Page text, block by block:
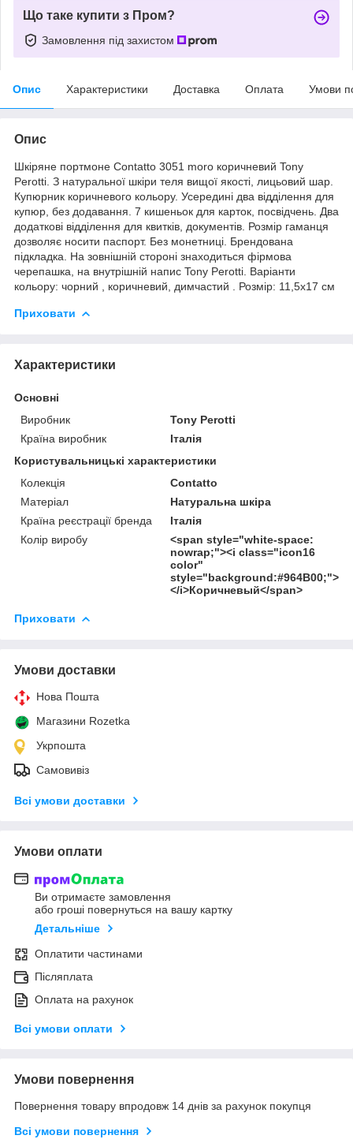
Що таке купити з Пром?
Замовлення під захистом
Опис Характеристики Доставка Оплата Умови
Опис
Шкіряне портмоне Contatto 3051 moro коричневий Tony
Perotti. З натуральної шкіри теля вищої якості, лицьовий шар.
Купюрник коричневого кольору. Усередині два відділення для
купюр, без додавання. 7 кишеньок для карток, посвідчень. Два
додаткові відділення для квитків, документів. Розмір гаманця
дозволяє носити паспорт. Без монетниці. Брендована
підкладка. На зовнішній стороні знаходиться фірмова
черепашка, на внутрішній напис Tony Perotti. Варіанти
кольору: чорний , коричневий, димчастий . Розмір: 11,5х17 см
Приховати
Характеристики
Основні
Виробник
Tony Perotti
Країна виробник
Італія
Користувальницькі характеристики
Колекція
Contatto
Матеріал
Натуральна шкіра
Країна реєстрації бренда
Італія
Колір виробу
<span style="white-space:
nowrap;"><i class="icon16
color"
style="background:#964B00;">
</i>Коричневый</span>
Приховати
Умови доставки
Нова Пошта
Магазини Rozetka
Укрпошта
Самовивіз
Всі умови доставки
Умови оплати
Ви отримаєте замовлення
або гроші повернуться на вашу картку
Детальніше
Оплатити частинами
Післяплата
Оплата на рахунок
Всі умови оплати
Умови повернення
Повернення товару впродовж 14 днів за рахунок покупця
Всі умови повернення